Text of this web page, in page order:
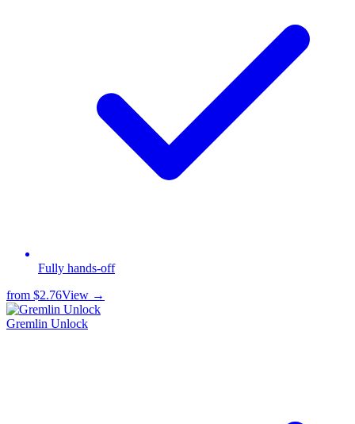
Fully hands-off
from $2.76View →
Gremlin Unlock